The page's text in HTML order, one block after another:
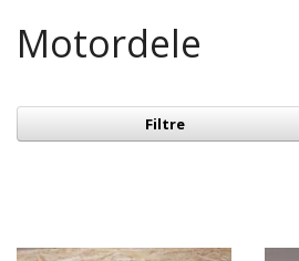
Motordele
Filtre